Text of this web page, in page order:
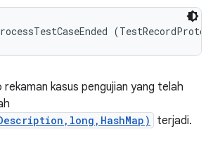
kasus pengujian yang telah
terjadi.